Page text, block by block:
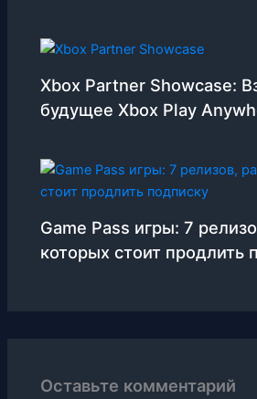
Xbox Partner Showcase:
будущее Xbox Play
Game Pass игры: 7
которых стоит продлить
Оставьте комментарий